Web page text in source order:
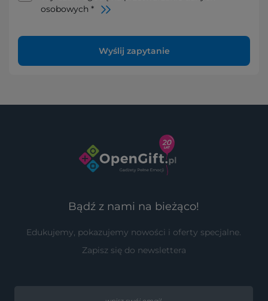
osobowych *
Wyślij zapytanie
Bądź z nami na bieżąco!
Edukujemy, pokazujemy nowości i oferty specjalne.
Zapisz się do newslettera